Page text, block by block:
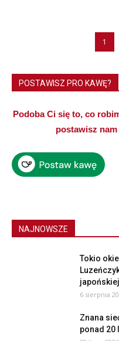
1
POSTAWISZ PRO KAWĘ?
Podoba Ci się to, co
postawisz
NAJNOWSZE
Tokio
6 sierpnia
Znana
ponad 20